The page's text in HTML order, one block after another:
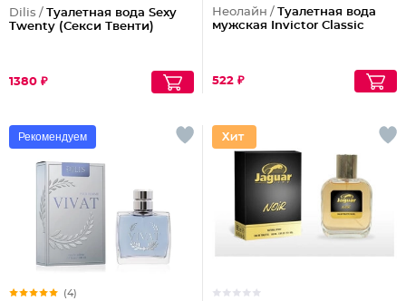
Dilis /
Туалетная вода Sexy
Twenty (Секси Твенти)
1380 ₽
Неолайн /
Туалетная вода
мужская Invictor Classic
522 ₽
Рекомендуем
(4)